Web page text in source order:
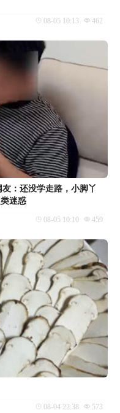
08-05 10:13 462
：还没学走路，小脚丫
迷惑
08-05 10:10 459
08-04 22:38 573